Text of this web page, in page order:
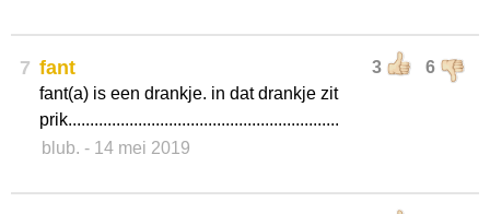
7 3 6
fant
fant(a) is een drankje. in dat drankje zit
prik..............................................................
blub. - 14 mei 2019